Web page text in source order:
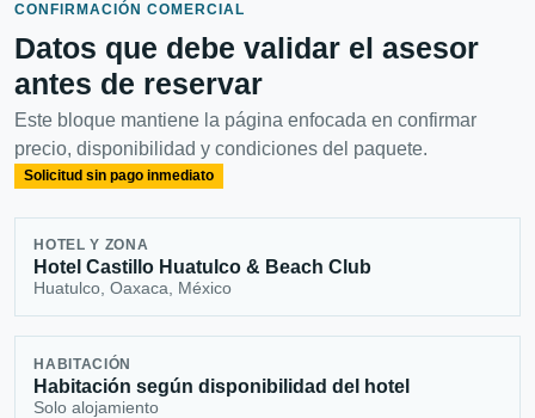
CONFIRMACIÓN COMERCIAL
Datos que debe validar el asesor
antes de reservar
Este bloque mantiene la página enfocada en confirmar
precio, disponibilidad y condiciones del paquete.
Solicitud sin pago inmediato
HOTEL Y ZONA
Hotel Castillo Huatulco & Beach Club
Huatulco, Oaxaca, México
HABITACIÓN
Habitación según disponibilidad del hotel
Solo alojamiento